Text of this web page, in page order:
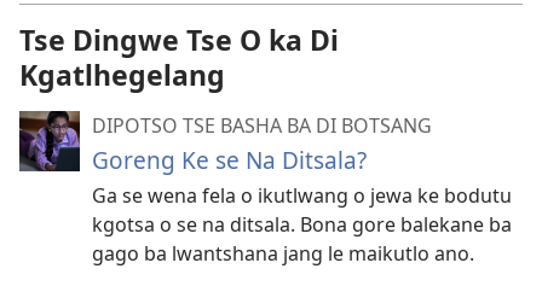
Tse Dingwe Tse O ka Di
Kgatlhegelang
DIPOTSO TSE BASHA BA DI BOTSANG
Goreng Ke se Na Ditsala?
Ga se wena fela o ikutlwang o jewa ke bodutu
kgotsa o se na ditsala. Bona gore balekane ba
gago ba lwantshana jang le maikutlo ano.